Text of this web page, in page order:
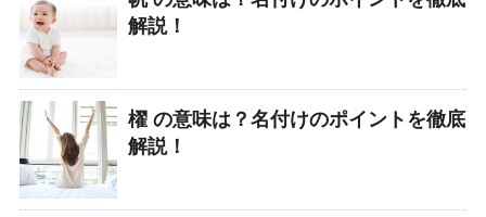
解説！
櫂 の意味は？名付けのポイントを徹底
解説！